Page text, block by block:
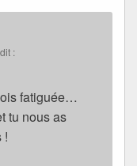
:
fatiguée…
tu nous as
!